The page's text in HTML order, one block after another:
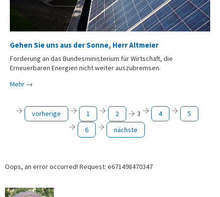
Gehen Sie uns aus der Sonne, Herr Altmeier
Forderung an das Bundesministerium für Wirtschaft, die
Erneuerbaren Energien nicht weiter auszubremsen.
Mehr →
vorherige 1 2 3 4
5
6
nächste
Oops, an error occurred! Request: e671498470347